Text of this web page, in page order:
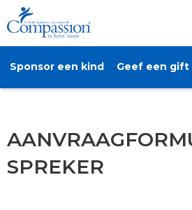
Sponsor een kind Geef een gift
SPREKER